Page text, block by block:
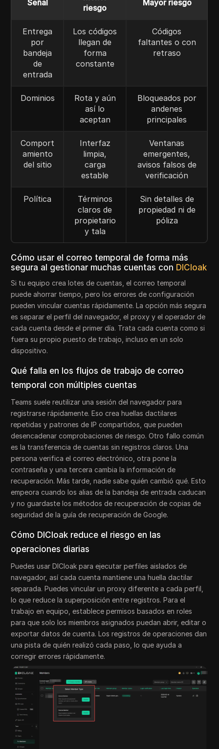
Señal
riesgo
Mayor riesgo
Entrega
por
bandeja
de
entrada
Los códigos
llegan de
forma
constante
Códigos
faltantes o con
retraso
Dominios
Rota y aún
así lo
aceptan
Bloqueados por
andenes
principales
Comport
amiento
del sitio
Interfaz
limpia,
carga
estable
Ventanas
emergentes,
avisos falsos de
verificación
Política
Términos
claros de
propietario
y tala
Sin detalles de
propiedad ni de
póliza
Cómo usar el correo temporal de forma más
segura al gestionar muchas cuentas con DICloak
Si tu equipo crea lotes de cuentas, el correo temporal
puede ahorrar tiempo, pero los errores de configuración
pueden vincular cuentas rápidamente. La opción más segura
es separar el perfil del navegador, el proxy y el operador de
cada cuenta desde el primer día. Trata cada cuenta como si
fuera su propio puesto de trabajo, incluso en un solo
dispositivo.
Qué falla en los flujos de trabajo de correo
temporal con múltiples cuentas
Teams suele reutilizar una sesión del navegador para
registrarse rápidamente. Eso crea huellas dactilares
repetidas y patrones de IP compartidos, que pueden
desencadenar comprobaciones de riesgo. Otro fallo común
es la transferencia de cuentas sin registros claros. Una
persona verifica el correo electrónico, otra pone la
contraseña y una tercera cambia la información de
recuperación. Más tarde, nadie sabe quién cambió qué. Esto
empeora cuando los alias de la bandeja de entrada caducan
y no guardaste los métodos de recuperación de copias de
seguridad de la guía de recuperación de Google.
Cómo DICloak reduce el riesgo en las
operaciones diarias
Puedes usar DICloak para ejecutar perfiles aislados de
navegador, así cada cuenta mantiene una huella dactilar
separada. Puedes vincular un proxy diferente a cada perfil,
lo que reduce la superposición entre registros. Para el
trabajo en equipo, establece permisos basados en roles
para que solo los miembros asignados puedan abrir, editar o
exportar datos de cuenta. Los registros de operaciones dan
una pista de quién realizó cada paso, lo que ayuda a
corregir errores rápidamente.